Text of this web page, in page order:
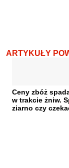
ARTYKUŁY
Ceny zbóż
w trakcie żniw.
ziarno czy